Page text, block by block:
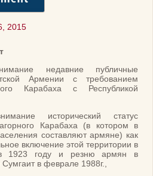
2015
недавние публичные
Армении с требованием
Карабаха с Республикой
исторический статус
Карабаха (в котором в
составляют армяне) как
включение этой территории в
в 1923 году и резню армян в
в феврале 1988г.,